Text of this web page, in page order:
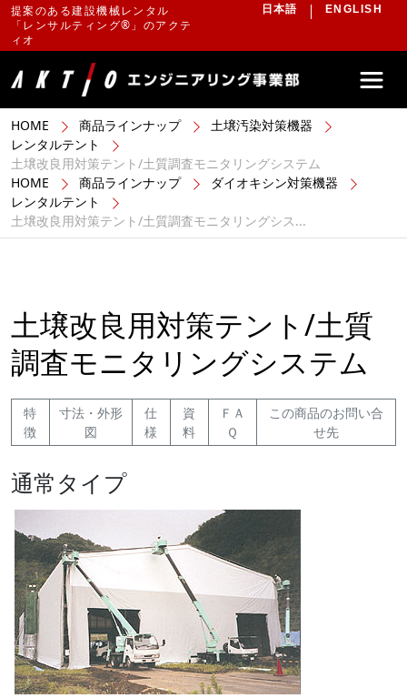
提案のある建設機械レンタル
「レンサルティング®」のアクテ
ィオ
日本語 ENGLISH
HOME 商品ラインナップ
土壌汚染対策機器
レンタルテント
土壌改良用対策テント/土質調査モニタリングシステム
HOME
商品ラインナップ
ダイオキシン対策機器
レンタルテント
土壌改良用対策テント/土質調査モニタリングシス...
土壌改良用対策テント/土質
調査モニタリングシステム
特
徴
寸法・外形
図
仕
様
資
料
ＦＡ
Ｑ
この商品のお問い合
せ先
通常タイプ